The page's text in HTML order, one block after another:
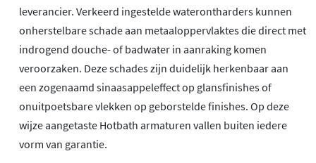
leverancier. Verkeerd ingestelde waterontharders kunnen
onherstelbare schade aan metaaloppervlaktes die direct met
indrogend douche- of badwater in aanraking komen
veroorzaken. Deze schades zijn duidelijk herkenbaar aan
een zogenaamd sinaasappeleffect op glansfinishes of
onuitpoetsbare vlekken op geborstelde finishes. Op deze
wijze aangetaste Hotbath armaturen vallen buiten iedere
vorm van garantie.